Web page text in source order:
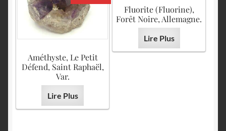
Fluorite (Fluorine),
Forêt Noire, Allemagne.
Lire Plus
Améthyste, Le Petit
Défend, Saint Raphaël,
Var.
Lire Plus